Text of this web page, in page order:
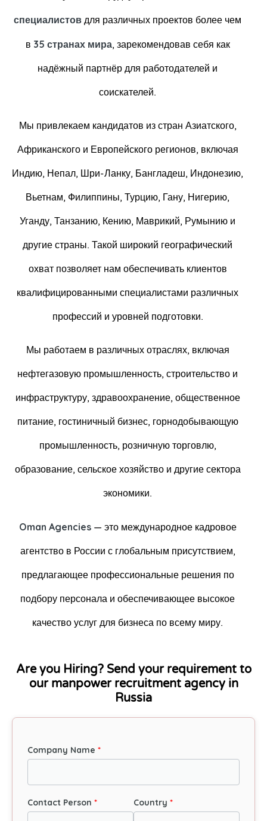
специалистов для различных проектов более чем
в 35 странах мира, зарекомендовав себя как
надёжный партнёр для работодателей и
соискателей.
Мы привлекаем кандидатов из стран Азиатского,
Африканского и Европейского регионов, включая
Индию, Непал, Шри-Ланку, Бангладеш, Индонезию,
Вьетнам, Филиппины, Турцию, Гану, Нигерию,
Уганду, Танзанию, Кению, Маврикий, Румынию и
другие страны. Такой широкий географический
охват позволяет нам обеспечивать клиентов
квалифицированными специалистами различных
профессий и уровней подготовки.
Мы работаем в различных отраслях, включая
нефтегазовую промышленность, строительство и
инфраструктуру, здравоохранение, общественное
питание, гостиничный бизнес, горнодобывающую
промышленность, розничную торговлю,
образование, сельское хозяйство и другие сектора
экономики.
Oman Agencies— это международное кадровое
агентство в России с глобальным присутствием,
предлагающее профессиональные решения по
подбору персонала и обеспечивающее высокое
качество услуг для бизнеса по всему миру.
Are you Hiring? Send your requirement to
our manpower recruitment agency in
Russia
Company Name
Contact Person Country